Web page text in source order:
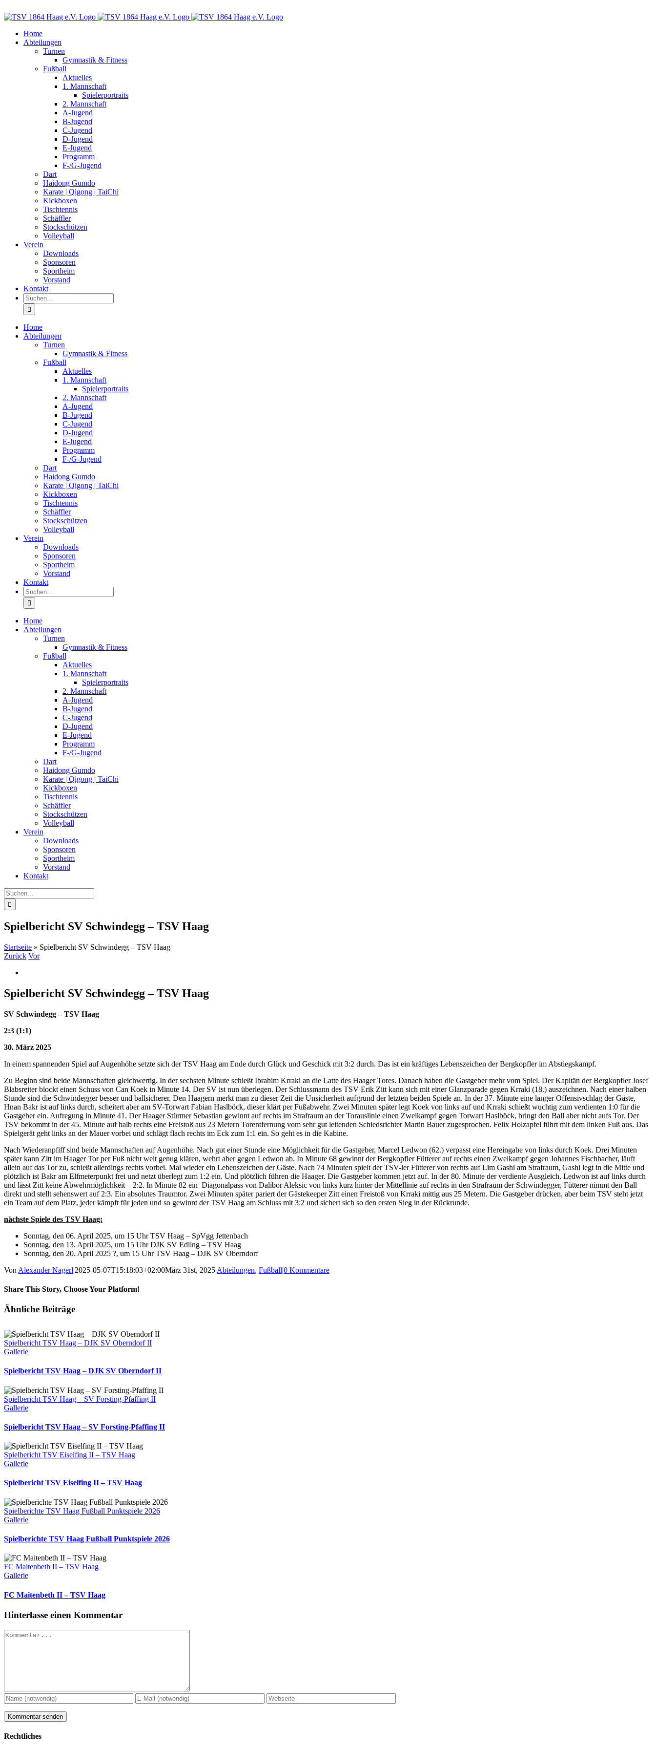
Inhalt
Home
Abteilungen
Turnen
Gymnastik & Fitness
Fußball
Aktuelles
1. Mannschaft
Spielerportraits
2. Mannschaft
A-Jugend
B-Jugend
C-Jugend
D-Jugend
E-Jugend
Programm
F-/G-Jugend
Dart
Haidong Gumdo
Karate | Qigong | TaiChi
Kickboxen
Tischtennis
Schäffler
Stockschützen
Volleyball
Verein
Downloads
Sponsoren
Sportheim
Vorstand
Kontakt
Suche
nach:
Home
Abteilungen
Turnen
Gymnastik & Fitness
Fußball
Aktuelles
1. Mannschaft
Spielerportraits
2. Mannschaft
A-Jugend
B-Jugend
C-Jugend
D-Jugend
E-Jugend
Programm
F-/G-Jugend
Dart
Haidong Gumdo
Karate | Qigong | TaiChi
Kickboxen
Tischtennis
Schäffler
Stockschützen
Volleyball
Verein
Downloads
Sponsoren
Sportheim
Vorstand
Kontakt
Suche
nach:
Home
Abteilungen
Turnen
Gymnastik & Fitness
Fußball
Aktuelles
1. Mannschaft
Spielerportraits
2. Mannschaft
A-Jugend
B-Jugend
C-Jugend
D-Jugend
E-Jugend
Programm
F-/G-Jugend
Dart
Haidong Gumdo
Karate | Qigong | TaiChi
Kickboxen
Tischtennis
Schäffler
Stockschützen
Volleyball
Verein
Downloads
Sponsoren
Sportheim
Vorstand
Kontakt
Suche
nach:
Spielbericht SV Schwindegg – TSV Haag
Startseite » Spielbericht SV Schwindegg – TSV Haag
Zurück Vor
Bild
Spielbericht SV Schwindegg – TSV Haag
SV Schwindegg – TSV Haag
2:3 (1:1)
30. März 2025
In einem spannenden Spiel auf Augenhöhe setzte sich der TSV Haag am Ende durch Glück und Geschick mit 3:2 durch. Das ist ein kräftiges Lebenszeichen der Bergkopfler im Abstiegskampf.
Zu Beginn sind beide Mannschaften gleichwertig. In der sechsten Minute schießt Ibrahim Krraki an die Latte des Haager Tores. Danach haben die Gastgeber mehr vom Spiel. Der Kapitän der Bergkopfler Josef
Blabsreiter blockt einen Schuss von Can Koek in Minute 14. Der SV ist nun überlegen. Der Schlussmann des TSV Erik Zitt kann sich mit einer Glanzparade gegen Krraki (18.) auszeichnen. Nach einer halben
Stunde sind die Schwindegger besser und ballsicherer. Den Haagern merkt man zu dieser Zeit die Unsicherheit aufgrund der letzten beiden Spiele an. In der 37. Minute eine langer Offensivschlag der Gäste,
Hnan Bakr ist auf links durch, scheitert aber am SV-Torwart Fabian Haslböck, dieser klärt per Fußabwehr. Zwei Minuten später legt Koek von links auf und Krraki schießt wuchtig zum verdienten 1:0 für die
Gastgeber ein. Aufregung in Minute 41. Der Haager Stürmer Sebastian gewinnt auf rechts im Strafraum an der Torauslinie einen Zweikampf gegen Torwart Haslböck, bringt den Ball aber nicht aufs Tor. Der
TSV bekommt in der 45. Minute auf halb rechts eine Freistoß aus 23 Metern Torentfernung vom sehr gut leitenden Schiedsrichter Martin Bauer zugesprochen. Felix Holzapfel führt mit dem linken Fuß aus. Das
Spielgerät geht links an der Mauer vorbei und schlägt flach rechts im Eck zum 1:1 ein. So geht es in die Kabine.
Nach Wiederanpfiff sind beide Mannschaften auf Augenhöhe. Nach gut einer Stunde eine Möglichkeit für die Gastgeber, Marcel Ledwon (62.) verpasst eine Hereingabe von links durch Koek. Drei Minuten
später kann Zitt im Haager Tor per Fuß nicht weit genug klären, wehrt aber gegen Ledwon ab. In Minute 68 gewinnt der Bergkopfler Fütterer auf rechts einen Zweikampf gegen Johannes Fischbacher, läuft
allein auf das Tor zu, schießt allerdings rechts vorbei. Mal wieder ein Lebenszeichen der Gäste. Nach 74 Minuten spielt der TSV-ler Fütterer von rechts auf Lim Gashi am Strafraum, Gashi legt in die Mitte und
plötzlich ist Bakr am Elfmeterpunkt frei und netzt überlegt zum 1:2 ein. Und plötzlich führen die Haager. Die Gastgeber kommen jetzt auf. In der 80. Minute der verdiente Ausgleich. Ledwon ist auf links durch
und lässt Zitt keine Abwehrmöglichkeit – 2:2. In Minute 82 ein Diagonalpass von Dalibor Aleksic von links kurz hinter der Mittellinie auf rechts in den Strafraum der Schwindegger, Fütterer nimmt den Ball
direkt und stellt sehenswert auf 2:3. Ein absolutes Traumtor. Zwei Minuten später pariert der Gästekeeper Zitt einen Freistoß von Krraki mittig aus 25 Metern. Die Gastgeber drücken, aber beim TSV steht jetzt
ein Team auf dem Platz, jeder kämpft für jeden und so gewinnt der TSV Haag am Schluss mit 3:2 und sichert sich so den ersten Sieg in der Rückrunde.
nächste Spiele des TSV Haag:
Sonntag, den 06. April 2025, um 15 Uhr TSV Haag – SpVgg Jettenbach
Sonntag, den 13. April 2025, um 15 Uhr DJK SV Edling – TSV Haag
Sonntag, den 20. April 2025 ?, um 15 Uhr TSV Haag – DJK SV Oberndorf
Von Alexander Nagerl|2025-05-07T15:18:03+02:00März 31st, 2025|Abteilungen, Fußball|0 Kommentare
Share This Story, Choose Your Platform!
Facebook
X
Reddit
LinkedIn
WhatsApp
Tumblr
Pinterest
Vk
E-
Ähnliche Beiträge
Spielbericht TSV Haag – DJK SV Oberndorf II
Gallerie
Spielbericht TSV Haag – DJK SV Oberndorf II
Spielbericht TSV Haag – SV Forsting-Pfaffing II
Gallerie
Spielbericht TSV Haag – SV Forsting-Pfaffing II
Spielbericht TSV Eiselfing II – TSV Haag
Gallerie
Spielbericht TSV Eiselfing II – TSV Haag
Spielberichte TSV Haag Fußball Punktspiele 2026
Gallerie
Spielberichte TSV Haag Fußball Punktspiele 2026
FC Maitenbeth II – TSV Haag
Gallerie
FC Maitenbeth II – TSV Haag
Hinterlasse einen Kommentar
Kommentar
Rechtliches